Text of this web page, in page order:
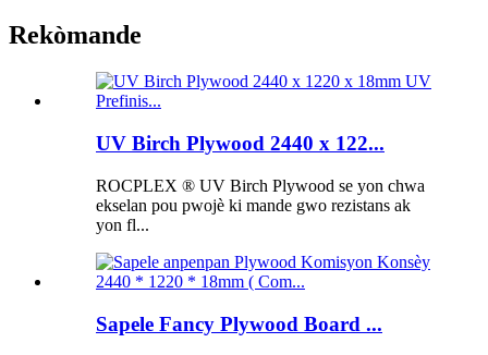
Rekòmande
UV Birch Plywood 2440 x 122...
ROCPLEX ® UV Birch Plywood se yon chwa
ekselan pou pwojè ki mande gwo rezistans ak
yon fl...
Sapele Fancy Plywood Board ...